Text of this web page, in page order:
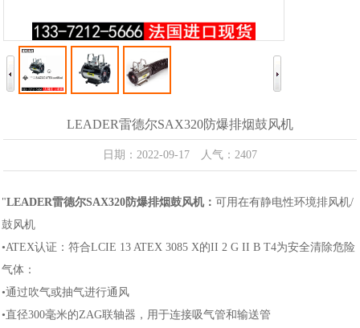
LEADER雷德尔SAX320防爆排烟鼓风机
日期：2022-09-17 人气：2407
"LEADER雷德尔SAX320防爆排烟鼓风机： 可用在有静电性环境排风机/
鼓风机
•ATEX认证：符合LCIE 13 ATEX 3085 X的II 2 G II B T4为安全清除危险
气体：
•通过吹气或抽气进行通风
•直径300毫米的ZAG联轴器，用于连接吸气管和输送管